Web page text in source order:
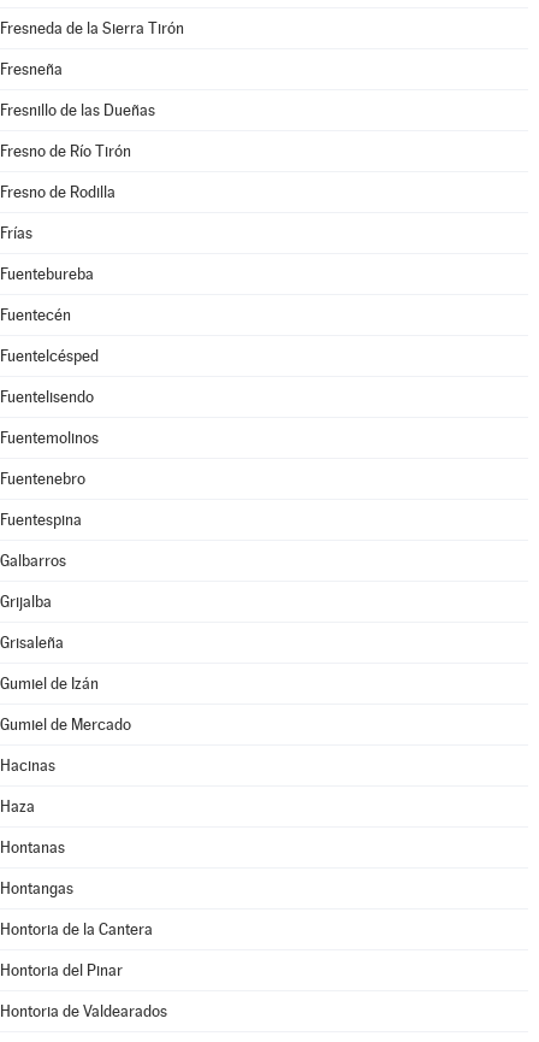
Fresneda de la Sierra Tirón
Fresneña
Fresnillo de las Dueñas
Fresno de Río Tirón
Fresno de Rodilla
Frías
Fuentebureba
Fuentecén
Fuentelcésped
Fuentelisendo
Fuentemolinos
Fuentenebro
Fuentespina
Galbarros
Grijalba
Grisaleña
Gumiel de Izán
Gumiel de Mercado
Hacinas
Haza
Hontanas
Hontangas
Hontoria de la Cantera
Hontoria del Pinar
Hontoria de Valdearados